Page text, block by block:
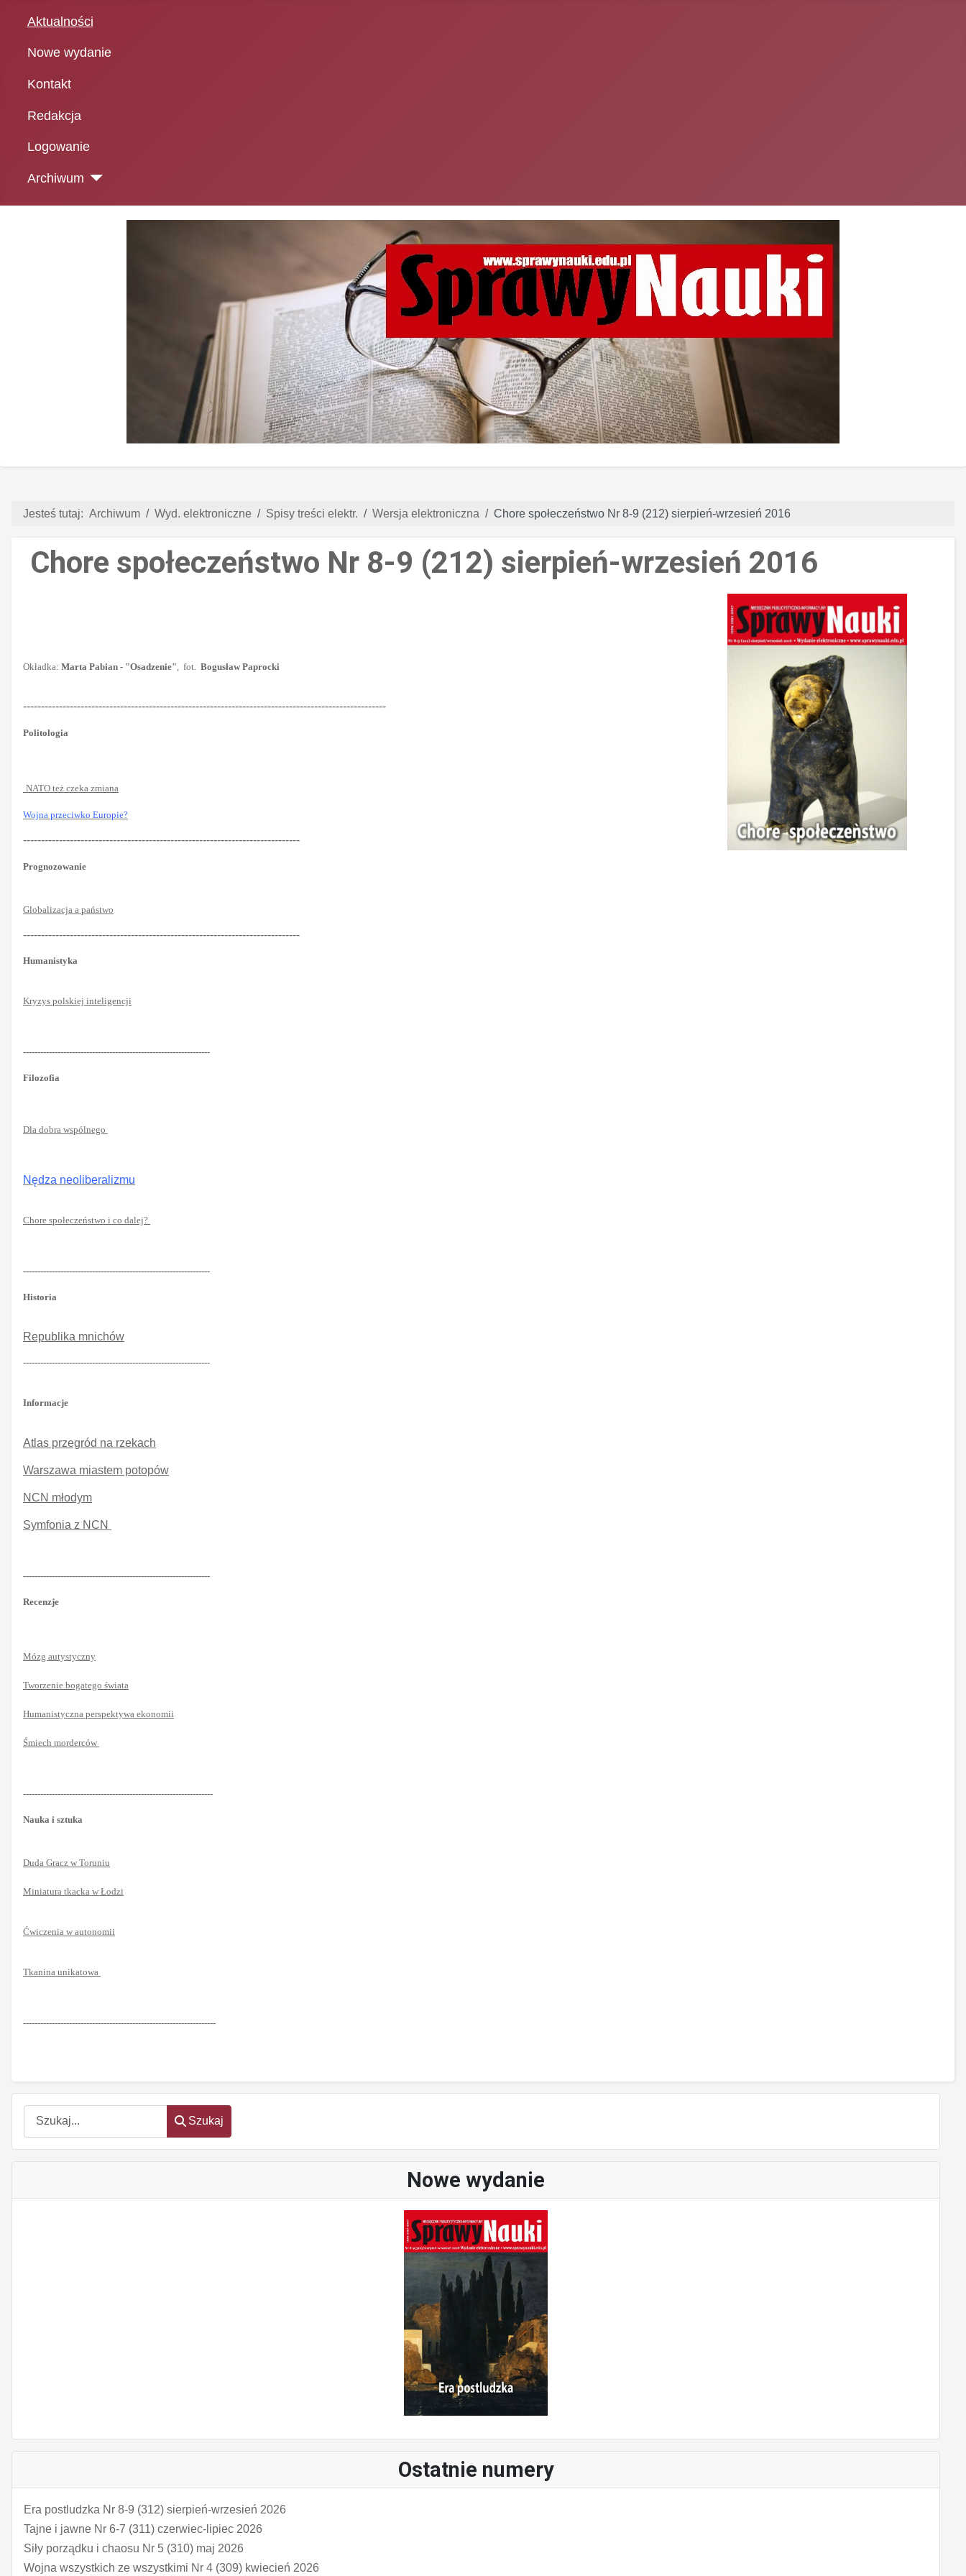
Aktualności
Nowe wydanie
Kontakt
Redakcja
Logowanie
Archiwum
Szukaj
Szukaj
Nowe wydanie
Ostatnie numery
Era postludzka Nr 8-9 (312) sierpień-wrzesień 2026
Tajne i jawne Nr 6-7 (311) czerwiec-lipiec 2026
Siły porządku i chaosu Nr 5 (310) maj 2026
Wojna wszystkich ze wszystkimi Nr 4 (309) kwiecień 2026
Jesteś tutaj: Archiwum Wyd. elektroniczne Spisy treści elektr. Wersja elektroniczna Chore społeczeństwo Nr 8-9 (212) sierpień-wrzesień 2016
Chore społeczeństwo Nr 8-9 (212) sierpień-wrzesień 2016
Okładka: Marta Pabian - "Osadzenie" , fot. Bogusław Paprocki
-----------------------------------------------------------------------------------------------------
Politologia
NATO też czeka zmiana
Wojna przeciwko Europie?
-----------------------------------------------------------------------------
Prognozowanie
Globalizacja a państwo
-----------------------------------------------------------------------------
Humanistyka
Kryzys polskiej inteligencji
-----------------------------------------------------------------
Filozofia
Dla dobra wspólnego
Nędza neoliberalizmu
Chore społeczeństwo i co dalej?
-----------------------------------------------------------------
Historia
Republika mnichów
-----------------------------------------------------------------
Informacje
Atlas przegród na rzekach
Warszawa miastem potopów
NCN młodym
Symfonia z NCN
-----------------------------------------------------------------
Recenzje
Mózg autystyczny
Tworzenie bogatego świata
Humanistyczna perspektywa ekonomii
Śmiech morderców
------------------------------------------------------------------
Nauka i sztuka
Duda Gracz w Toruniu
Miniatura tkacka w Łodzi
Ćwiczenia w autonomii
Tkanina unikatowa
-------------------------------------------------------------------